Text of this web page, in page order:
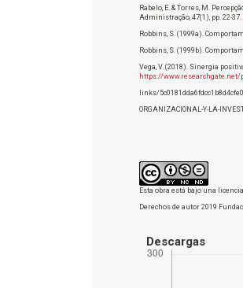
Rabelo, E. & Torres, M.
Administração, 47(1), pp. 22-37.
Robbins, S. (1999a).
Robbins, S. (1999b).
Vega, V. (2018). Sinergia
https://www.researchgate.net/
links/
ORGANIZACIONAL-Y-LA-
Esta obra está bajo una
Derechos de autor 2019
Descargas